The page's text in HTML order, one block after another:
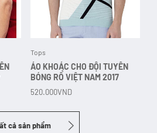
Tops
ÁO KHOÁC CHO ĐỘI TUYỂN
BÓNG RỔ VIỆT NAM 2017
520.000VND
cả sản phẩm